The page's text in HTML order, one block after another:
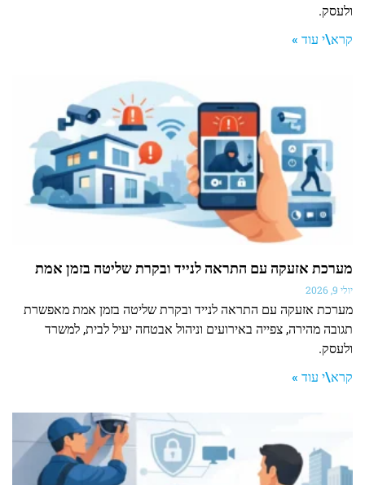
ולעסק.
קרא\י עוד »
מערכת אזעקה עם התראה לנייד ובקרת שליטה בזמן אמת
יולי 9, 2026
מערכת אזעקה עם התראה לנייד ובקרת שליטה בזמן אמת מאפשרת
תגובה מהירה, צפייה באירועים וניהול אבטחה יעיל לבית, למשרד
ולעסק.
קרא\י עוד »